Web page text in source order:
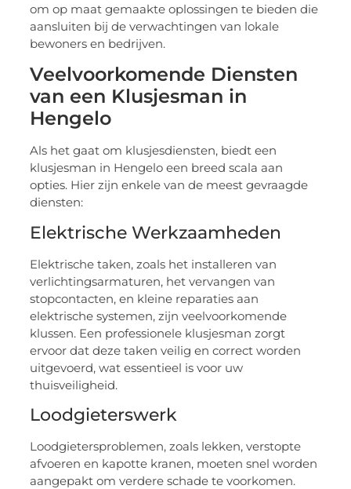
om op maat gemaakte oplossingen te bieden die
aansluiten bij de verwachtingen van lokale
bewoners en bedrijven.
Veelvoorkomende Diensten
van een Klusjesman in
Hengelo
Als het gaat om klusjesdiensten, biedt een
klusjesman in Hengelo een breed scala aan
opties. Hier zijn enkele van de meest gevraagde
diensten:
Elektrische Werkzaamheden
Elektrische taken, zoals het installeren van
verlichtingsarmaturen, het vervangen van
stopcontacten, en kleine reparaties aan
elektrische systemen, zijn veelvoorkomende
klussen. Een professionele klusjesman zorgt
ervoor dat deze taken veilig en correct worden
uitgevoerd, wat essentieel is voor uw
thuisveiligheid.
Loodgieterswerk
Loodgietersproblemen, zoals lekken, verstopte
afvoeren en kapotte kranen, moeten snel worden
aangepakt om verdere schade te voorkomen.